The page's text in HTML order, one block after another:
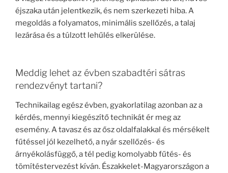
éjszaka után jelentkezik, és nem szerkezeti hiba. A
megoldás a folyamatos, minimális szellőzés, a talaj
lezárása és a túlzott lehűlés elkerülése.
Meddig lehet az évben szabadtéri sátras
rendezvényt tartani?
Technikailag egész évben, gyakorlatilag azonban az a
kérdés, mennyi kiegészítő technikát ér meg az
esemény. A tavasz és az ősz oldalfalakkal és mérsékelt
fűtéssel jól kezelhető, a nyár szellőzés- és
árnyékolásfüggő, a tél pedig komolyabb fűtés- és
tömítéstervezést kíván. Északkelet-Magyarországon a